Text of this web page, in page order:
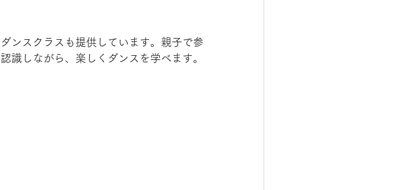
ンスクラスも提供しています。親子で参
識しながら、楽しくダンスを学べます。